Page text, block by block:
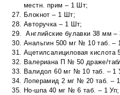
местн. прим – 1 Шт;
Блокнот – 1 Шт;
Авторучка – 1 Шт;
Английские булавки 38 мм
Анальгин 500 мг № 10 таб. –
Ацетилсалициловая кислота
Валериана П № 50 драже/
Валидол 60 мг № 10 таб. – 1
Лоперамид 2 мг № 20 таб. –
Но-шпа 40 мг № 6 таб. – 1 Уп;